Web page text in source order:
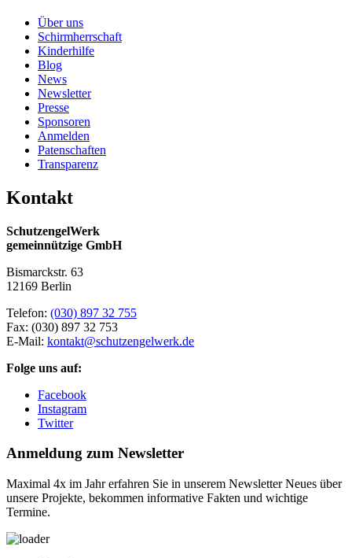
Über uns
Schirmherrschaft
Kinderhilfe
Blog
News
Newsletter
Presse
Sponsoren
Anmelden
Patenschaften
Transparenz
Kontakt
SchutzengelWerk
gemeinnützige GmbH
Bismarckstr. 63
12169 Berlin
Telefon: (030) 897 32 755
Fax: (030) 897 32 753
E-Mail: kontakt@schutzengelwerk.de
Folge uns auf:
Facebook
Instagram
Twitter
Anmeldung zum Newsletter
Maximal 4x im Jahr erfahren Sie in unserem Newsletter Neues über
unsere Projekte, bekommen informative Fakten und wichtige
Termine.